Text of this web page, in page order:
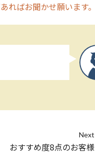
ばお聞かせ願います。
Next
おすすめ度8点のお客様